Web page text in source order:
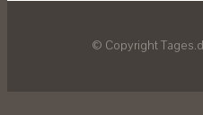
© Copyright